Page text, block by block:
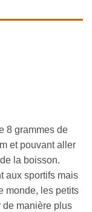
8 grammes de
et pouvant aller
la boisson.
aux sportifs mais
monde, les petits
de manière plus